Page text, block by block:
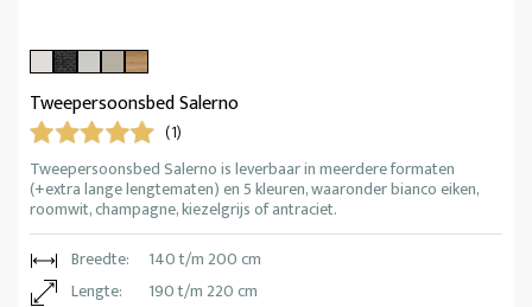
Tweepersoonsbed Salerno
(1)
Tweepersoonsbed Salerno is leverbaar in meerdere formaten
(+extra lange lengtematen) en 5 kleuren, waaronder bianco eiken,
roomwit, champagne, kiezelgrijs of antraciet.
Breedte:
140 t/m 200 cm
Lengte:
190 t/m 220 cm